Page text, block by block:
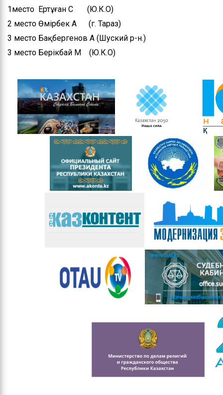
1место Ертұған С (Ю.К.О)
2 место Өмірбек А (г. Тараз)
3 место Бақбергенов А (Шуский р-н.)
3 место Берікбай М (Ю.К.О)